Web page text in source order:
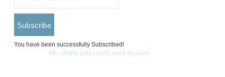
Subscribe
You have been successfully Subscribed!
wrong, please try again.No, thank you I don't want to save